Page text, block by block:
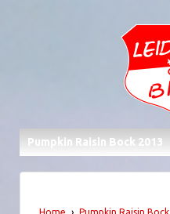
Pumpkin Raisin Bock 2013